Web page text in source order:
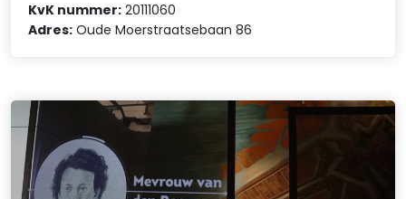
KvK nummer: 20111060
Adres: Oude Moerstraatsebaan 86